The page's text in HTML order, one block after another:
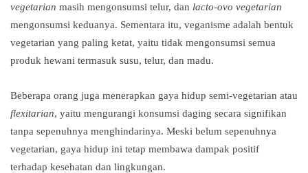
vegetarian masih mengonsumsi telur, dan lacto-ovo vegetarian
mengonsumsi keduanya. Sementara itu, veganisme adalah bentuk
vegetarian yang paling ketat, yaitu tidak mengonsumsi semua
produk hewani termasuk susu, telur, dan madu.
Beberapa orang juga menerapkan gaya hidup semi-vegetarian atau
flexitarian, yaitu mengurangi konsumsi daging secara signifikan
tanpa sepenuhnya menghindarinya. Meski belum sepenuhnya
vegetarian, gaya hidup ini tetap membawa dampak positif
terhadap kesehatan dan lingkungan.